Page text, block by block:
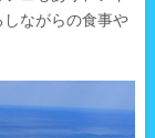
ながらの食事や